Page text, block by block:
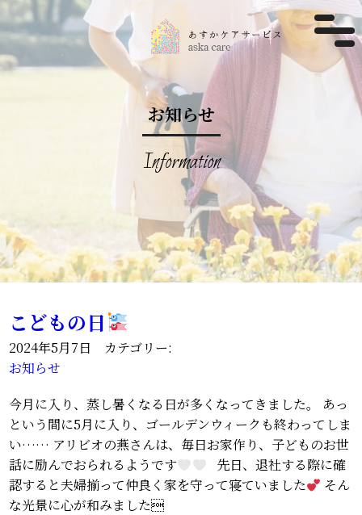
お知らせ
Information
こどもの日
2024年5月7日 カテゴリー:
お知らせ
今月に入り、蒸し暑くなる日が多くなってきました。 あっ
という間に5月に入り、ゴールデンウィークも終わってしま
い…… アリビオの燕さんは、毎日お家作り、子どものお世
話に励んでおられるようです
先日、退社する際に確
認すると夫婦揃って仲良く家を守って寝ていました
そん
な光景に心が和みました